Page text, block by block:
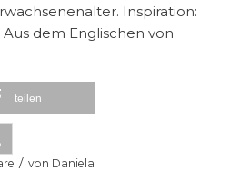
Inspiration:
dem Englischen von
teilen
/ von Daniela